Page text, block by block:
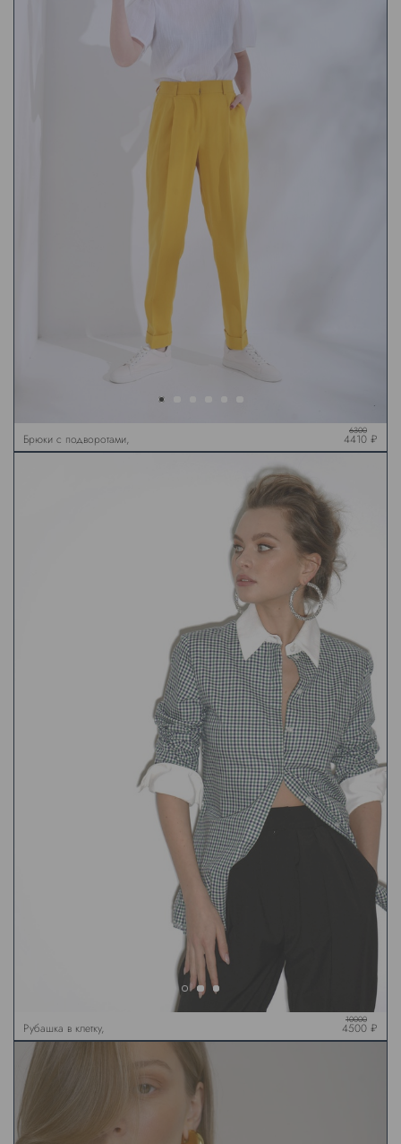
Брюки с подворотами,
горчичные
6300
4410 ₽
Рубашка в клетку,
воротником и манжетами
10000
4500 ₽